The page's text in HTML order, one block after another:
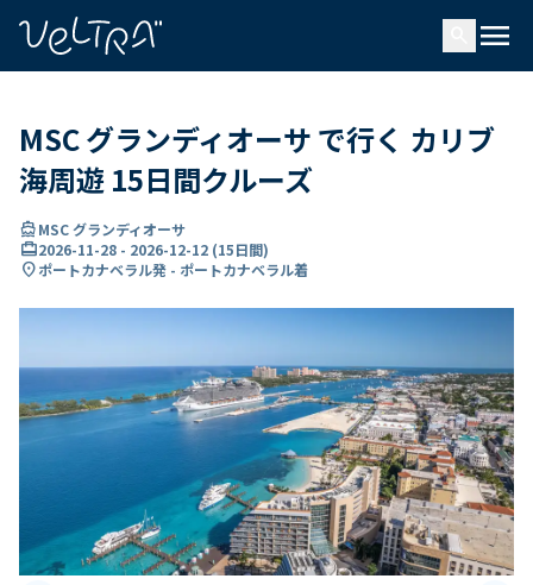
menu
MSC グランディオーサ で行く カリブ
海周遊 15日間クルーズ
directions_boatMSC グランディオーサ
card_travel2026-11-28 - 2026-12-12 (15日間)
location_onポートカナベラル発 - ポートカナベラル着